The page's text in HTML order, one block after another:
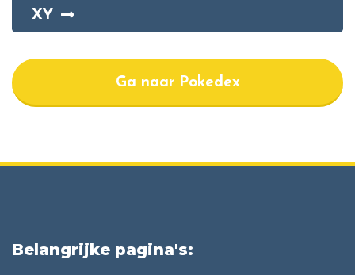
XY
Ga naar Pokedex
Belangrijke pagina's: